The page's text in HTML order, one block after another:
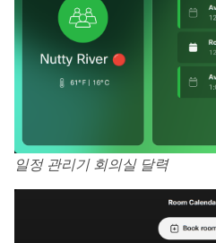
일정 관리기 회의실 달력